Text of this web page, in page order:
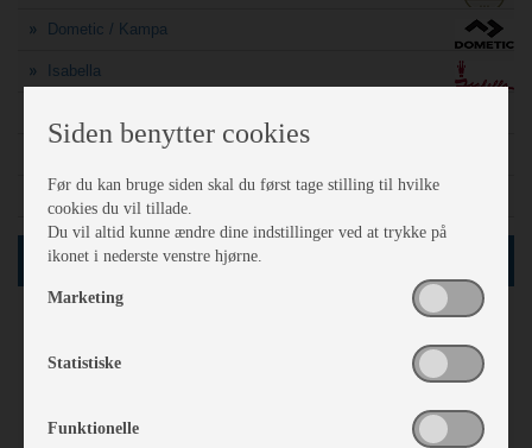
Dometic / Kampa
Isabella
Sådan vejer politiet din campingvogn
SØG
Netop nu61
Siden benytter cookies
Før du kan bruge siden skal du først tage stilling til hvilke
cookies du vil tillade.
Du vil altid kunne ændre dine indstillinger ved at trykke på
ikonet i nederste venstre hjørne.
Marketing
Statistiske
Funktionelle